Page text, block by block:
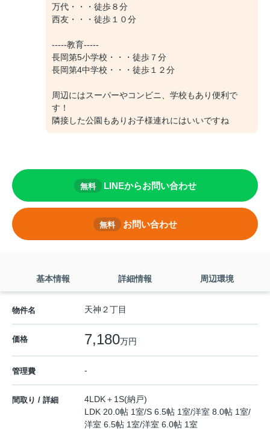
万代・・・徒歩８分
西友・・・徒歩１０分
-----教育-----
長岡第5小学校・・・徒歩７分
長岡第4中学校・・・徒歩１２分
周辺にはスーパーやコンビニ、学校もあり便利で
す！
隣接した公園もありお子様連れにはいいですね
無料 LINEからお問い合わせ
無料 お問い合わせ
基本情報 詳細情報 周辺環境
物件名 天神２丁目
価格 7,180万円
管理費 -
間取り / 詳細
4LDK＋1S(納戸)
LDK 20.0帖 1室/S 6.5帖 1室/洋室 8.0帖 1室/
洋室 6.5帖 1室/洋室 6.0帖 1室